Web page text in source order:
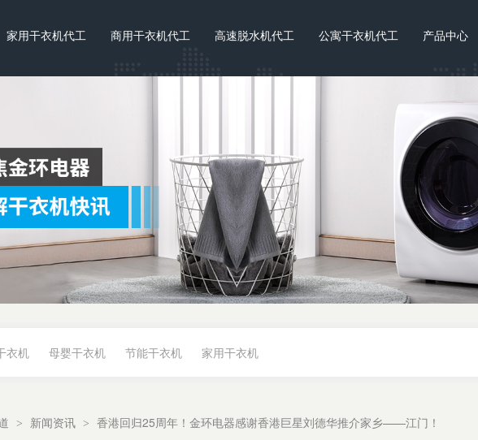
家用干衣机代工 商用干衣机代工 高速脱水机代工 公寓干衣机代工 产品中心
衣机 母婴干衣机 节能干衣机 家用干衣机
> 新闻资讯 > 香港回归25周年！金环电器感谢香港巨星刘德华推介家乡——江门！